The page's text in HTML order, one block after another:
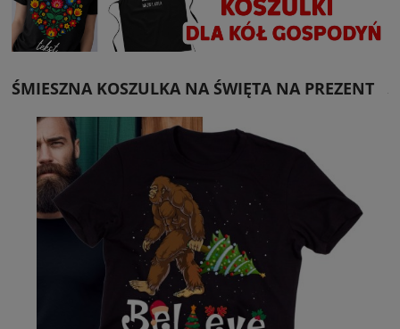
ŚMIESZNA KOSZULKA NA ŚWIĘTA NA PREZENT